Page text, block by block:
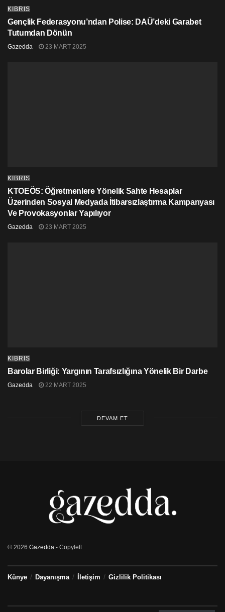
KIBRIS
Gençlik Federasyonu’ndan Polise: DAÜ’deki Garabet
Tutumdan Dönün
Gazedda 23 MART 2025
KIBRIS
KTOEÖS: Öğretmenlere Yönelik Sahte Hesaplar
Üzerinden Sosyal Medyada İtibarsızlaştırma Kampanyası
Ve Provokasyonlar Yapılıyor
Gazedda 23 MART 2025
KIBRIS
Barolar Birliği: Yargının Tarafsızlığına Yönelik Bir Darbe
Gazedda 22 MART 2025
DEVAM ET
© 2026 Gazedda - Copyleft
Künye Dayanışma İletişim Gizlilik Politikası